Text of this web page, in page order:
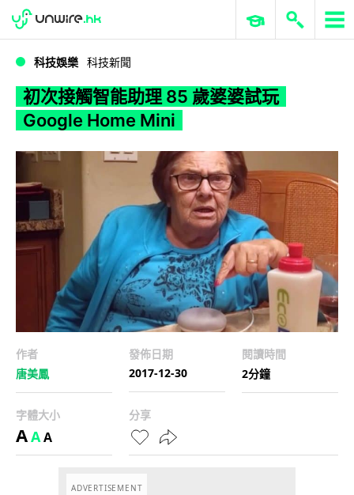
WWDC 2026 ERP 與商業 AI
科技娛樂 科技新聞
初次接觸智能助理 85 歲婆婆試玩
Google Home Mini
作者
唐美鳳
發佈日期
2017-12-30
閱讀時間
2分鐘
字體大小
AAA
分享
ADVERTISEMENT